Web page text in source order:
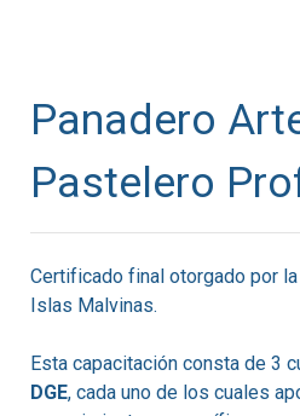
Panadero
Pastelero
Certificado final otorgado por
Islas Malvinas.
Esta capacitación consta de 3
DGE, cada uno de los cuales